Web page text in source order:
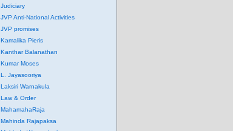
Judiciary
JVP Anti-National Activities
JVP promises
Kamalika Pieris
Kanthar Balanathan
Kumar Moses
L. Jayasooriya
Laksiri Warnakula
Law & Order
MahamahaRaja
Mahinda Rajapaksa